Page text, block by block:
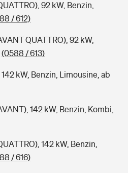
92 kW, Benzin,
/ 612)
QUATTRO), 92 kW,
(0588 / 613)
kW, Benzin, Limousine, ab
142 kW, Benzin, Kombi,
142 kW, Benzin,
/ 616)